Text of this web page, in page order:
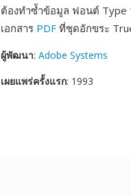
ต้องทำซ้ำข้อมูล ฟอนต์ Type
เอกสาร PDF ที่ชุดอักขระ
ผู้พัฒนา: Adobe Systems
เผยแพร่ครั้งแรก: 1993